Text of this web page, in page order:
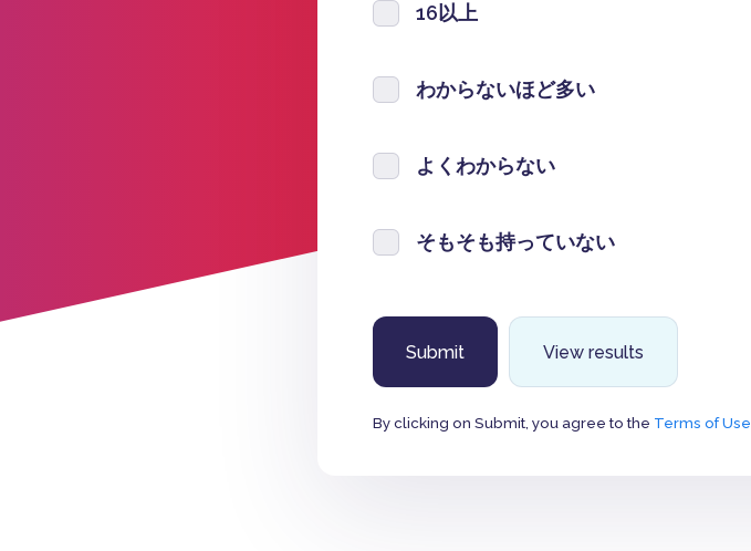
16以上
わからないほど多い
よくわからない
そもそも持っていない
View results
By clicking on Submit, you agree to the Terms of Use